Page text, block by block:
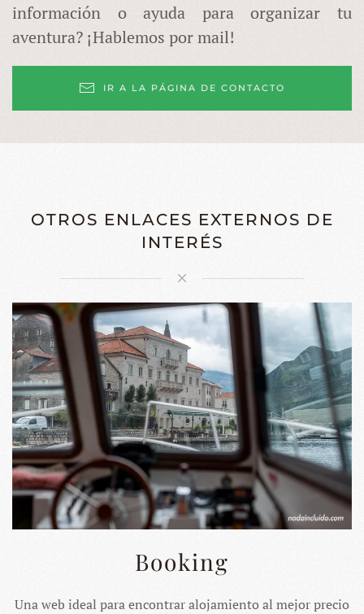
información o ayuda para organizar tu
aventura? ¡Hablemos por mail!
IR A LA PÁGINA DE CONTACTO
OTROS ENLACES EXTERNOS DE
INTERÉS
Booking
Una web ideal para encontrar alojamiento al mejor precio